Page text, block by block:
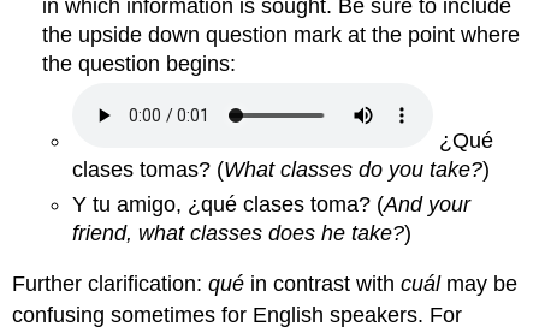
in which information is sought. Be sure to include
the upside down question mark at the point where
the question begins:
¿Qué
clases tomas?(What classes do you take?)
Y tu amigo, ¿qué clases toma? (And your
friend, what classes does he take?)
Further clarification:qué in contrast withcuálmay be
confusing sometimes for English speakers. For